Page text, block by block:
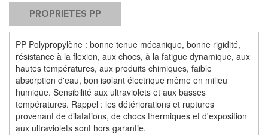
PROPRIETES PP
PP Polypropylène : bonne tenue mécanique, bonne rigidité,
résistance à la flexion, aux chocs, à la fatigue dynamique, aux
hautes températures, aux produits chimiques, faible
absorption d'eau, bon isolant électrique même en milieu
humique. Sensibilité aux ultraviolets et aux basses
températures. Rappel : les détériorations et ruptures
provenant de dilatations, de chocs thermiques et d'exposition
aux ultraviolets sont hors garantie.